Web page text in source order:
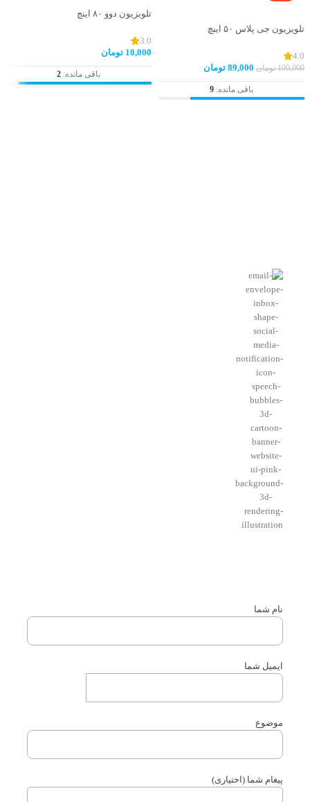
تلویزیون جی پلاس ۵۰ اینچ
4.0
100,000 تومان 89,000 تومان
باقی مانده: 9
تلویزیون دوو ۸۰ اینچ
3.0
10,000 تومان
باقی مانده: 2
نام شما
ایمیل شما
موضوع
پیغام شما (اختیاری)